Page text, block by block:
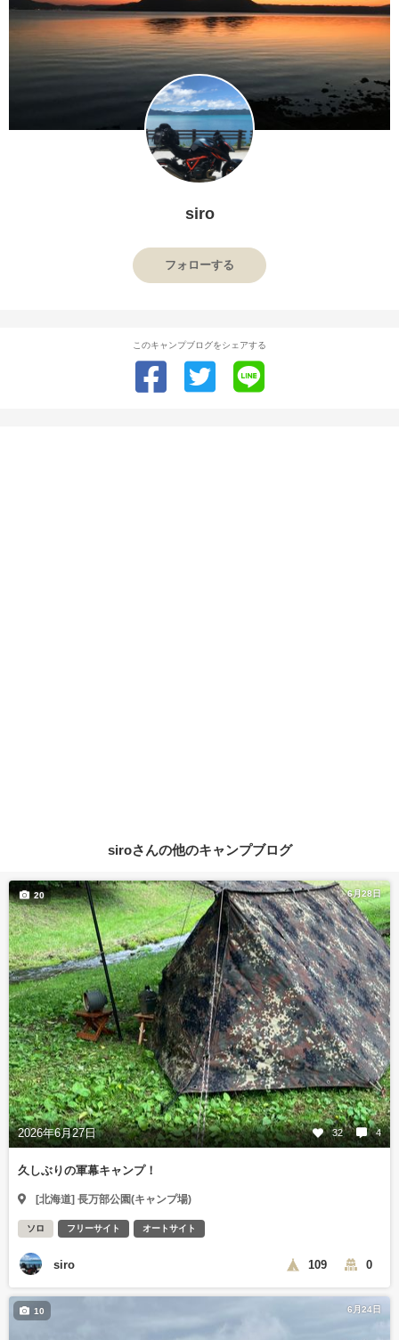
siro
フォローする
このキャンプブログをシェアする
siroさんの他のキャンプブログ
6月28日
2026年6月27日 32 4
20
久しぶりの軍幕キャンプ！
[北海道] 長万部公園(キャンプ場)
ソロ フリーサイト オートサイト
siro 109 0
6月24日
10